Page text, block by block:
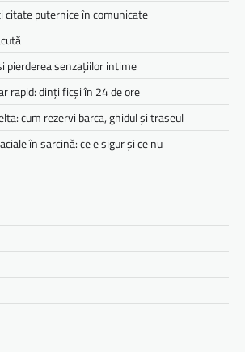
citate puternice în comunicate
pierderea senzațiilor intime
rapid: dinți ficși în 24 de ore
cum rezervi barca, ghidul și traseul
în sarcină: ce e sigur și ce nu